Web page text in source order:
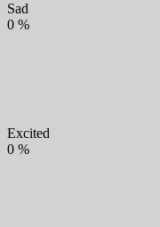
Sad
0 %
Excited
0 %